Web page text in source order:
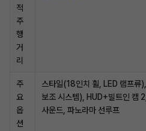
적
주
행
거
리
주
요
옵
션
스타일(18인치 휠, LED 램프류
보조 시스템), HUD+빌트인 캠
사운드, 파노라마 선루프